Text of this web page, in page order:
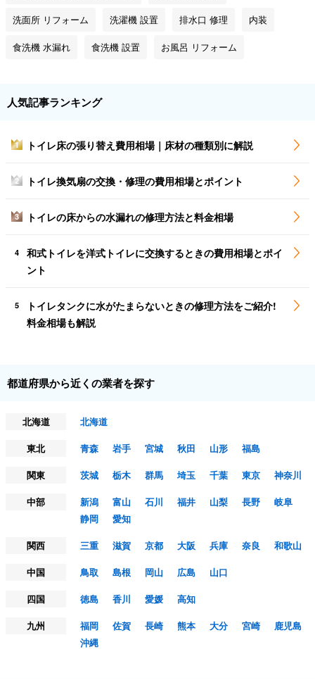
洗面所 リフォーム 洗濯機 設置 排水口 修理 内装
食洗機 水漏れ 食洗機 設置 お風呂 リフォーム
人気記事ランキング
1 トイレ床の張り替え費用相場｜床材の種類別に解説
2 トイレ換気扇の交換・修理の費用相場とポイント
3 トイレの床からの水漏れの修理方法と料金相場
4
和式トイレを洋式トイレに交換するときの費用相場とポイ
ント
5
トイレタンクに水がたまらないときの修理方法をご紹介!
料金相場も解説
都道府県から近くの業者を探す
北海道
北海道
東北
青森 岩手 宮城 秋田 山形
福島
関東
茨城 栃木 群馬 埼玉 千葉 東京
神奈川
中部
新潟 富山 石川 福井 山梨 長野
岐阜
静岡
愛知
関西
三重 滋賀 京都 大阪 兵庫 奈良
和歌山
中国
鳥取 島根 岡山 広島
山口
四国
徳島 香川 愛媛
高知
九州
福岡 佐賀 長崎 熊本 大分 宮崎
鹿児島
沖縄